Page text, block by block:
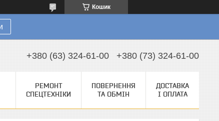
Кошик
+380 (63) 324-61-00 +380 (73) 324-61-00
РЕМОНТ
СПЕЦТЕХНІКИ
ПОВЕРНЕННЯ
ТА ОБМІН
ДОСТАВКА
І ОПЛАТА